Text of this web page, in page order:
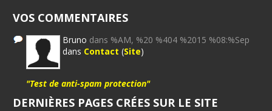
VOS COMMENTAIRES
Bruno dans %AM, %20 %404 %2015 %08:%Sep
dans Contact (Site)
"Test de anti-spam protection"
DERNIÈRES PAGES CRÉES SUR LE SITE